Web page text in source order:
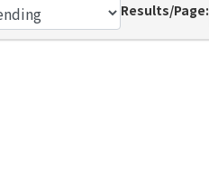
Results/Page: